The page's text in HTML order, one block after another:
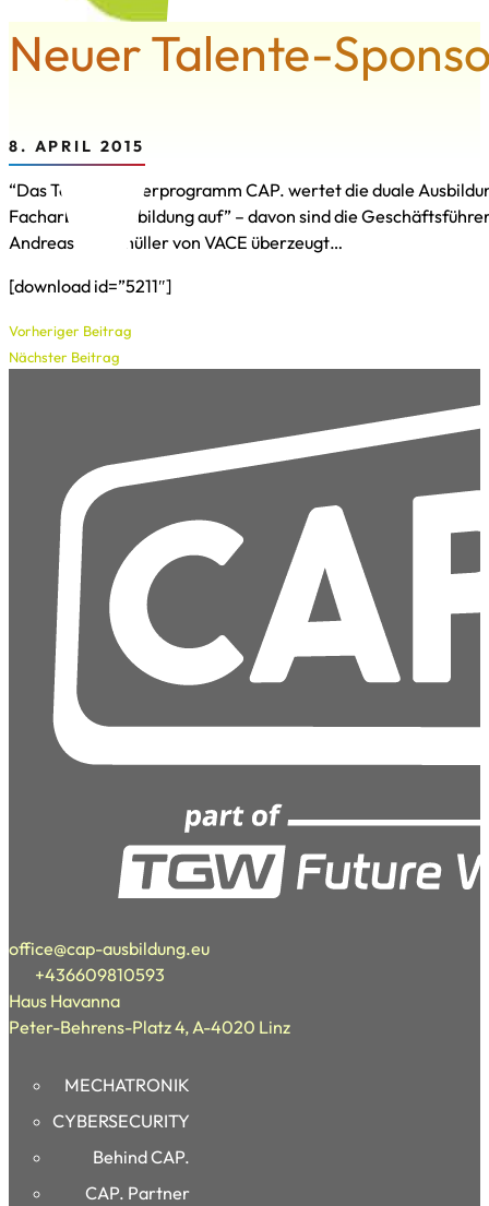
Neuer Talente-
8. APRIL 2015
“Das Talenteförderprogramm CAP. wertet die duale
Facharbeiterausbildung auf” – davon sind die
Andreas Obermüller von VACE überzeugt…
[download id=”5211″]
Vorheriger Beitrag
Nächster Beitrag
office@cap-ausbildung.eu
+436609810593
Haus Havanna
Peter-Behrens-Platz 4, A-4020 Linz
MECHATRONIK
CYBERSECURITY
Behind CAP.
CAP. Partner